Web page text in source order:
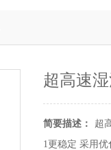
超高速
简要描述：
超
1更稳定 采用